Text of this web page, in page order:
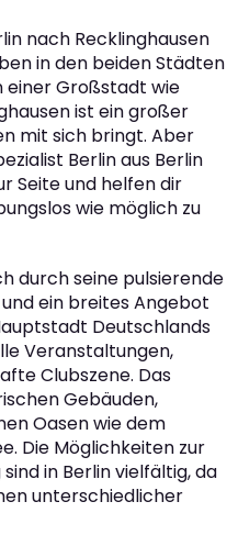
nach Recklinghausen
in den beiden Städten
einer Großstadt wie
ist ein großer
mit sich bringt. Aber
Berlin aus Berlin
Seite und helfen dir
wie möglich zu
durch seine pulsierende
ein breites Angebot
Deutschlands
Veranstaltungen,
Clubszene. Das
Gebäuden,
Oasen wie dem
Die Möglichkeiten zur
in Berlin vielfältig, da
unterschiedlicher